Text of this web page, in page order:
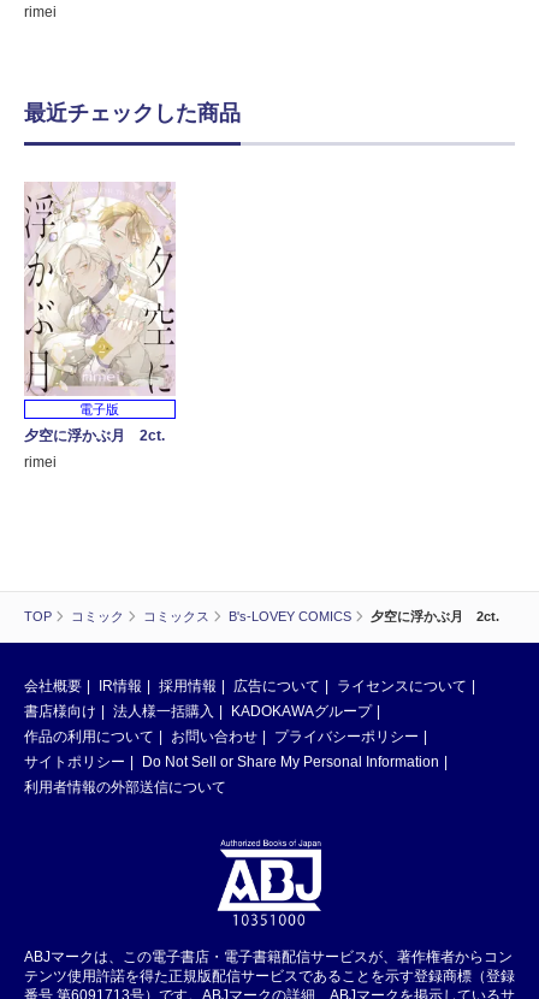
TOP コミック コミックス B's-LOVEY COMICS 夕空に浮かぶ月 2ct.
rimei
最近チェックした商品
電子版
夕空に浮かぶ月 2ct.
rimei
会社概要 IR情報 採用情報 広告について
ライセンスについて
書店様向け
法人様一括購入
KADOKAWAグループ
作品の利用について
お問い合わせ
プライバシーポリシー
サイトポリシー
Do Not Sell or Share My Personal Information
利用者情報の外部送信について
ABJマークは、この電子書店・電子書籍配信サービスが、著作権者からコン
テンツ使用許諾を得た正規版配信サービスであることを示す登録商標（登録
番号 第6091713号）です。ABJマークの詳細、ABJマークを掲示しているサ